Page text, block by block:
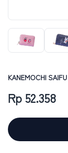
KANEMOCHI
Rp 52.358